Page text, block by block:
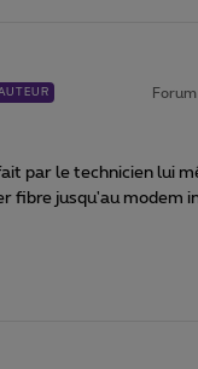
par le technicien lui
fibre jusqu'au modem